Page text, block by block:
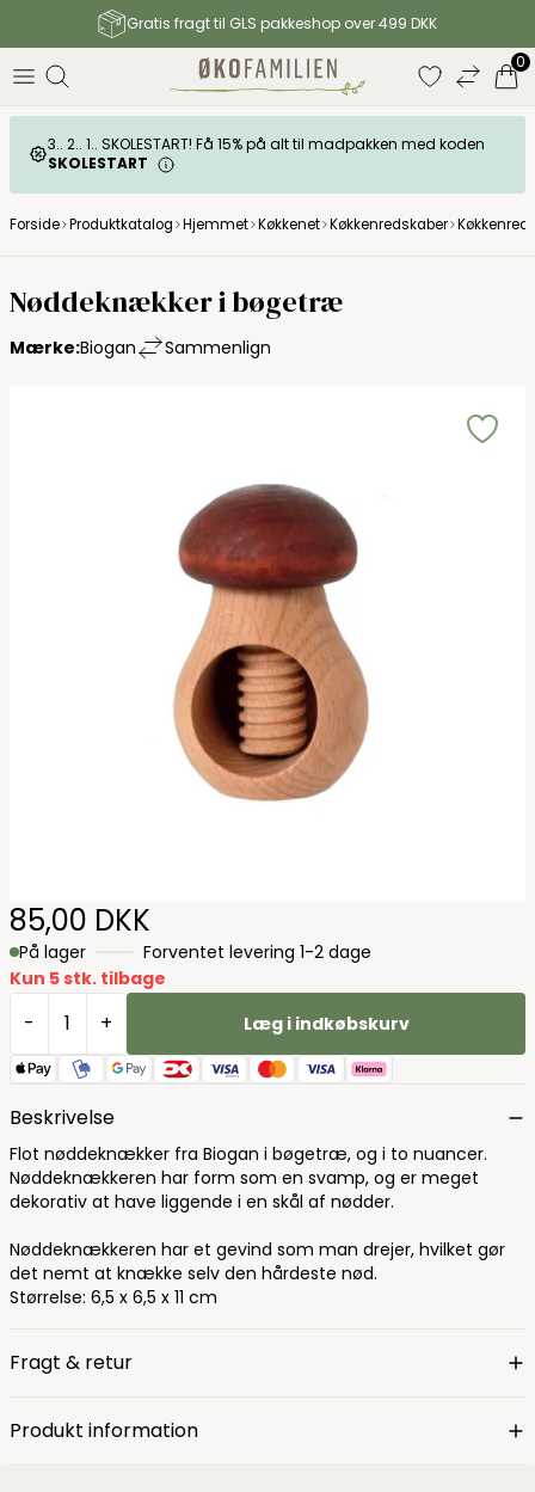
Gratis fragt til GLS pakkeshop over 499 DKK
0
3.. 2.. 1.. SKOLESTART! Få 15% på alt til madpakken med koden
SKOLESTART
Forside Produktkatalog Hjemmet Køkkenet Køkkenredskaber
Nøddeknækker i bøgetræ
Mærke:Biogan Sammenlign
85,00 DKK
På lager
Forventet levering 1-2 dage
Kun 5 stk. tilbage
- + Læg i indkøbskurv
Beskrivelse
Flot nøddeknækker fra Biogan i bøgetræ, og i to nuancer.
Nøddeknækkeren har form som en svamp, og er meget
dekorativ at have liggende i en skål af nødder.
Nøddeknækkeren har et gevind som man drejer, hvilket gør
det nemt at knække selv den hårdeste nød.
Størrelse: 6,5 x 6,5 x 11 cm
Fragt & retur
Produkt information